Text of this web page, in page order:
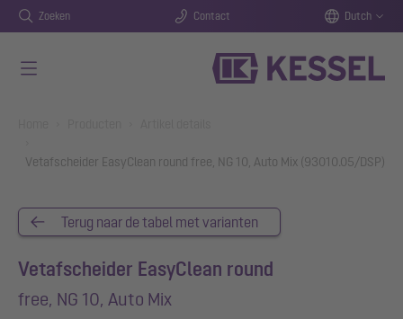
Zoeken Contact Dutch
Vetafscheider EasyClean round free, NG 10, Auto Mix (93010.05/DSP)
Terug naar de tabel met varianten
Vetafscheider EasyClean round
free, NG 10, Auto Mix